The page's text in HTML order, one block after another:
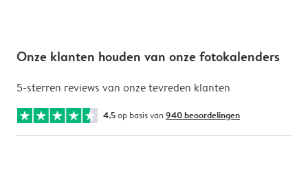
Onze klanten houden van onze fotokalenders
5-sterren reviews van onze tevreden klanten
4.5op basis van 940 beoordelingen